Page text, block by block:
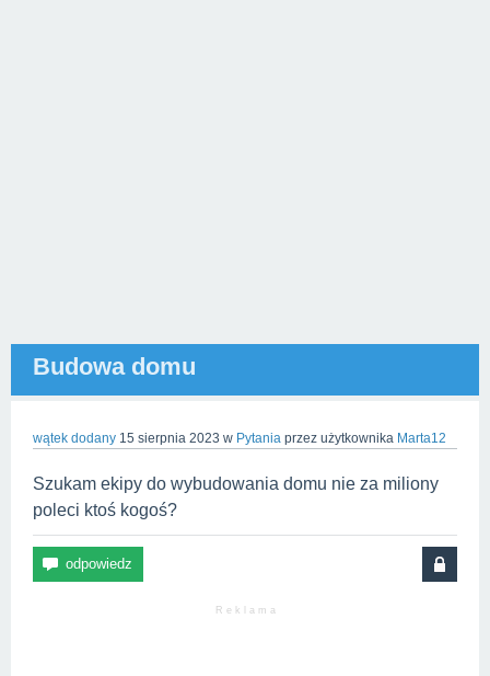
Budowa domu
wątek dodany 15 sierpnia 2023 w Pytania przez użytkownika Marta12
Szukam ekipy do wybudowania domu nie za miliony
poleci ktoś kogoś?
R e k l a m a